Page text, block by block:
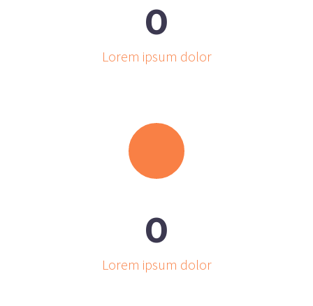
0
Lorem ipsum dolor
0
Lorem ipsum dolor